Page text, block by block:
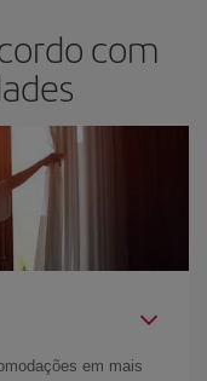
com
em mais